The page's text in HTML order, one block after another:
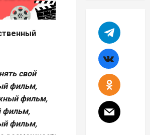
свой
фильм,
фильм,
фильм,
фильм,